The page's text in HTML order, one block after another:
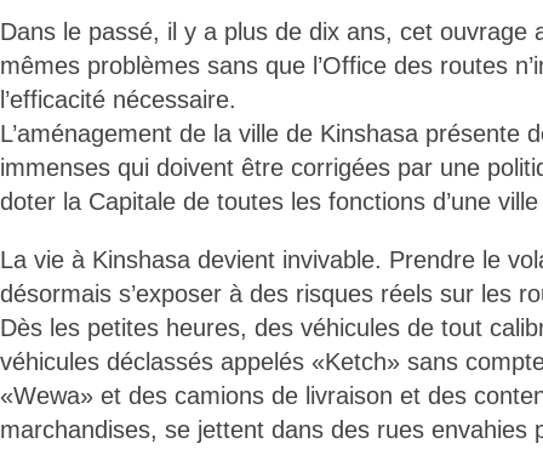
Dans le passé, il y a plus de dix ans, cet ouvrage
mêmes problèmes sans que l’Office des routes
l’efficacité nécessaire.
L’aménagement de la ville de Kinshasa présente
immenses qui doivent être corrigées par une
doter la Capitale de toutes les fonctions d’une
La vie à Kinshasa devient invivable. Prendre le
désormais s’exposer à des risques réels sur les
Dès les petites heures, des véhicules de tout
véhicules déclassés appelés «Ketch» sans
«Wewa» et des camions de livraison et des
marchandises, se jettent dans des rues envahies